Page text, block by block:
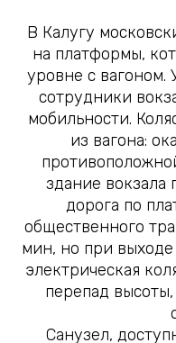
В Калугу
на платформы,
уровне с вагоном.
сотрудники
мобильности.
из вагона:
здание вокзала
дорога по
общественного
мин, но при
электрическая
перепад
Санузел,